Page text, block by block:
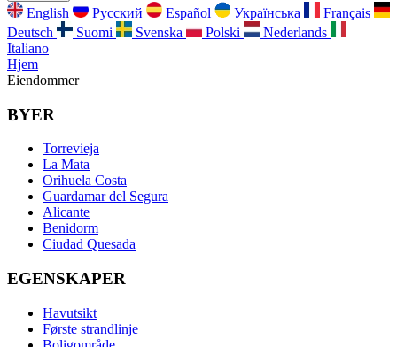
English Русский Español Українська
Français
Deutsch
Suomi Svenska Polski
Nederlands
Italiano
Hjem
Eiendommer
BYER
Torrevieja
La Mata
Orihuela Costa
Guardamar del Segura
Alicante
Benidorm
Ciudad Quesada
EGENSKAPER
Havutsikt
Første strandlinje